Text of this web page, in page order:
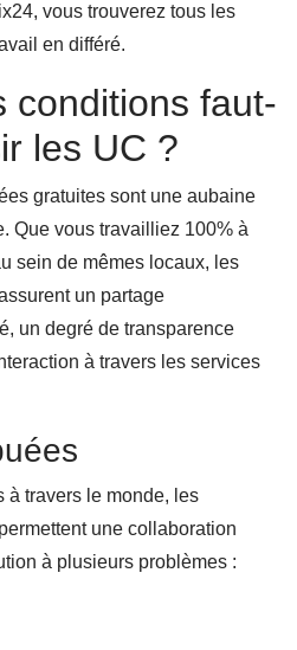
vous trouverez tous les
en différé.
conditions faut-
les UC ?
gratuites sont une aubaine
Que vous travailliez 100% à
sein de mêmes locaux, les
un partage
un degré de transparence
à travers les services
à travers le monde, les
une collaboration
à plusieurs problèmes :